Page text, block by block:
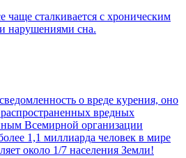
чаще сталкивается с хроническим
нарушениями сна.
о вреде курения, оно
вредных
Всемирной организации
1,1 миллиарда человек в мире
около 1/7 населения Земли!